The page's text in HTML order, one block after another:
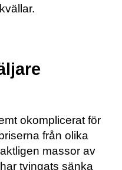
okomplicerat för
från olika
massor av
tvingats sänka